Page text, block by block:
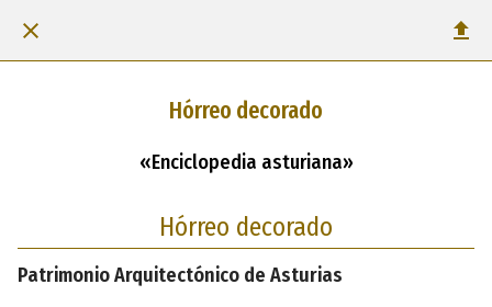
Hórreo decorado
«Enciclopedia asturiana»
Hórreo decorado
Patrimonio Arquitectónico de Asturias